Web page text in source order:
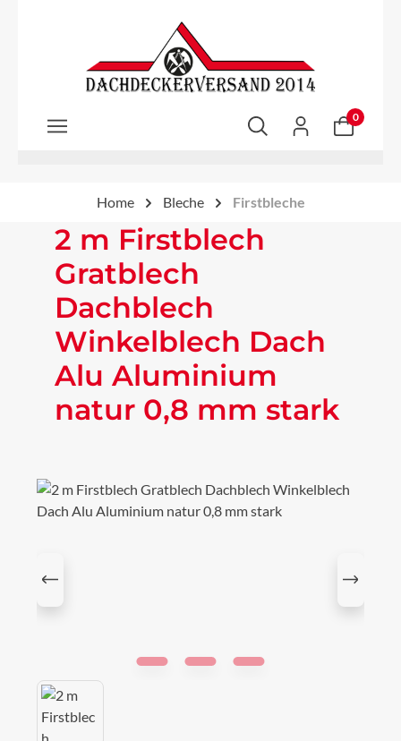
Zum Hauptinhalt springen
0
Home Bleche Firstbleche
2 m Firstblech
Gratblech
Dachblech
Winkelblech Dach
Alu Aluminium
natur 0,8 mm stark
Bildergalerie überspringen